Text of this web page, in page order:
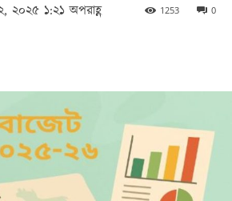
২০২৫ ১:২১ অপরাহ্ণ 0
1253